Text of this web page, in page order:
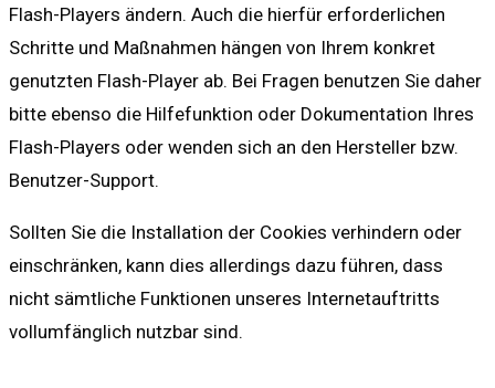
Flash-Players ändern. Auch die hierfür erforderlichen
Schritte und Maßnahmen hängen von Ihrem konkret
genutzten Flash-Player ab. Bei Fragen benutzen Sie daher
bitte ebenso die Hilfefunktion oder Dokumentation Ihres
Flash-Players oder wenden sich an den Hersteller bzw.
Benutzer-Support.
Sollten Sie die Installation der Cookies verhindern oder
einschränken, kann dies allerdings dazu führen, dass
nicht sämtliche Funktionen unseres Internetauftritts
vollumfänglich nutzbar sind.